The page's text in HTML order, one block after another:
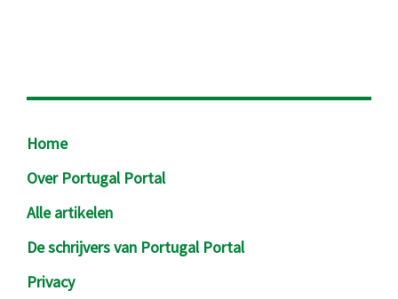
Footer
Home
Over Portugal Portal
Alle artikelen
De schrijvers van Portugal Portal
Privacy